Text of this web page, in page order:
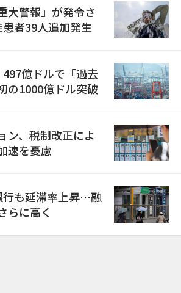
大警報」が発令さ
者39人追加発生
億ドルで「過去
の1000億ドル突破
ン、税制改正によ
速を憂慮
行も延滞率上昇…融
らに高く